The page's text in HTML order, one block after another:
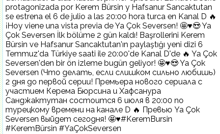
protagonizada por Kerem Bürsin y Hafsanur Sancaktutan
se estrena el 6 de julio a las 20:00 hora turca en Kanal D 🔥
¡Hoy viene una vista previa de Ya Çok Seversen! 🤩♥️😍 Ya
Çok Seversen İlk bölüme 2 gün kaldı! Başrollerini Kerem
Bürsin ve Hafsanur Sancaktutan'ın paylaştığı yeni dizi 6
Temmuz'da Türkiye saati ile 20:00'de Kanal D'de 🔥 Ya Çok
Seversen'den bir ön izleme bugün geliyor! 🤩♥️😍 Ya Çok
Seversen (Что делать, если слишком сильно любишь)
2 дня до первой серии! Премьера нового сериала с
участием Керема Бюрсина и Хафсанура
Санджактутан состоится 6 июля в 20:00 по
турецкому времени на канале D 🔥 Превью Ya Çok
Seversen выйдет сегодня! 🤩♥️#KeremBursin
#KeremBürsin #YaÇokSeversen